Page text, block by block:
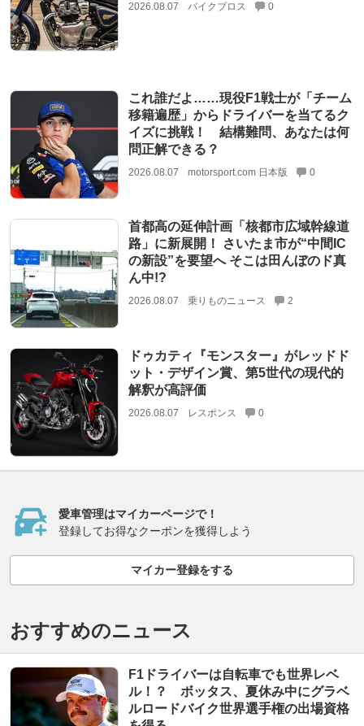
2026.08.07 バイクブロス 0
これ誰だよ……現役F1戦士が「チーム
移籍遍歴」からドライバーを当てるク
イズに挑戦！ 結構難問、あなたは何
問正解できる？
2026.08.07 motorsport.com 日本版 0
首都高の延伸計画「核都市広域幹線道
路」に新展開！ さいたま市が“中間IC
の新設”を要望へ そこは田んぼのド真
ん中!?
2026.08.07 乗りものニュース 2
ドゥカティ『モンスター』がレッドド
ット・デザイン賞、第5世代の現代的
解釈が高評価
2026.08.07 レスポンス 0
愛車管理はマイカーページで！
登録してお得なクーポンを獲得しよう
マイカー登録をする
おすすめのニュース
F1ドライバーは自転車でも世界レベ
ル！？ ボッタス、夏休み中にグラベ
ルロードバイク世界選手権の出場資格